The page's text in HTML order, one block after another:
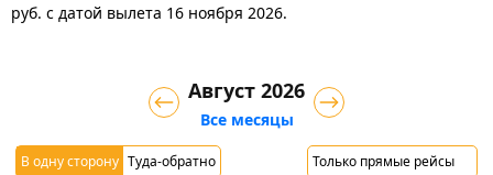
руб. с датой вылета 16 ноября 2026.
В одну сторону Туда-обратно Только прямые рейсы
Август 2026
Все месяцы